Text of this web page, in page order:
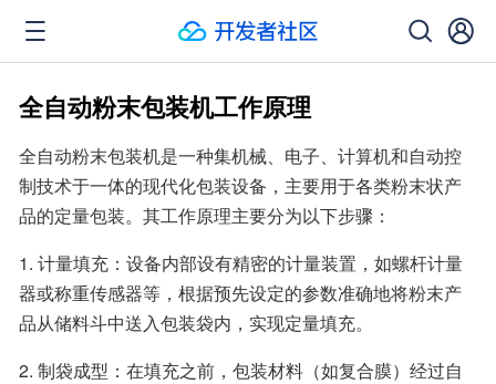
全自动粉末包装机工作原理
全自动粉末包装机是一种集机械、电子、计算机和自动控
制技术于一体的现代化包装设备，主要用于各类粉末状产
品的定量包装。其工作原理主要分为以下步骤：
1. 计量填充：设备内部设有精密的计量装置，如螺杆计量
器或称重传感器等，根据预先设定的参数准确地将粉末产
品从储料斗中送入包装袋内，实现定量填充。
2. 制袋成型：在填充之前，包装材料（如复合膜）经过自